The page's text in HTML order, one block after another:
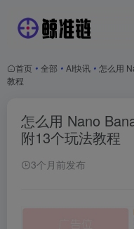
首页 • 全部 • AI快讯 • 怎么用
教程
怎么用 Nano
附13个玩法教程
3个月前发布